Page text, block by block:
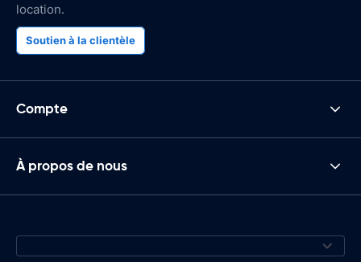
location.
Soutien à la clientèle
Compte
À propos de nous